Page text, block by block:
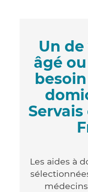
Un
âgé
Les aides à